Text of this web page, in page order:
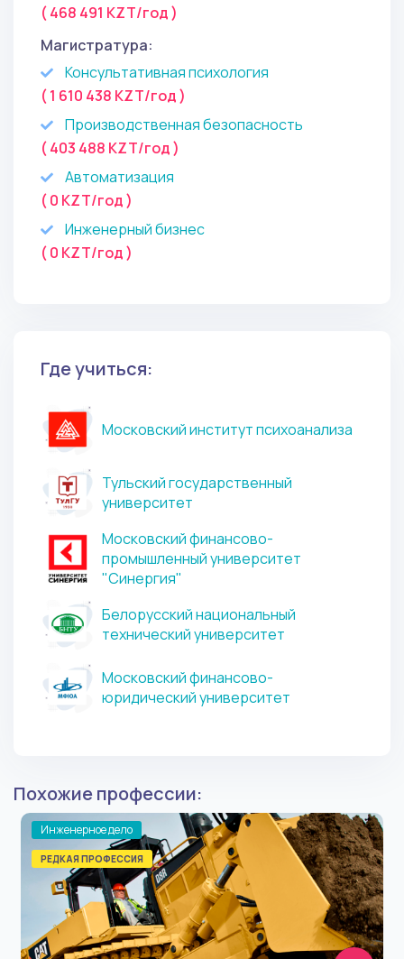
( 468 491 KZT/год )
Магистратура:
Консультативная психология
( 1 610 438 KZT/год )
Производственная безопасность
( 403 488 KZT/год )
Автоматизация
( 0 KZT/год )
Инженерный бизнес
( 0 KZT/год )
Где учиться:
Московский институт психоанализа
Тульский государственный
университет
Московский финансово-
промышленный университет
"Синергия"
Белорусский национальный
технический университет
Московский финансово-
юридический университет
Похожие профессии:
Инженерное дело
РЕДКАЯ ПРОФЕССИЯ